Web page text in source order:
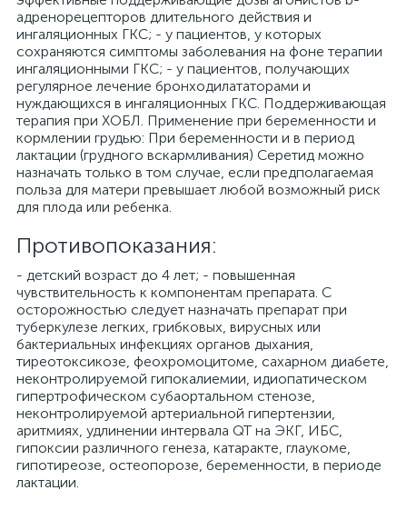
адренорецепторов длительного действия и
ингаляционных ГКС; - у пациентов, у которых
сохраняются симптомы заболевания на фоне терапии
ингаляционными ГКС; - у пациентов, получающих
регулярное лечение бронходилататорами и
нуждающихся в ингаляционных ГКС. Поддерживающая
терапия при ХОБЛ. Применение при беременности и
кормлении грудью: При беременности и в период
лактации (грудного вскармливания) Серетид можно
назначать только в том случае, если предполагаемая
польза для матери превышает любой возможный риск
для плода или ребенка.
Противопоказания:
- детский возраст до 4 лет; - повышенная
чувствительность к компонентам препарата. С
осторожностью следует назначать препарат при
туберкулезе легких, грибковых, вирусных или
бактериальных инфекциях органов дыхания,
тиреотоксикозе, феохромоцитоме, сахарном диабете,
неконтролируемой гипокалиемии, идиопатическом
гипертрофическом субаортальном стенозе,
неконтролируемой артериальной гипертензии,
аритмиях, удлинении интервала QT на ЭКГ, ИБС,
гипоксии различного генеза, катаракте, глаукоме,
гипотиреозе, остеопорозе, беременности, в периоде
лактации.